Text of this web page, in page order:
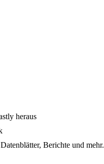
heraus
Berichte und mehr.